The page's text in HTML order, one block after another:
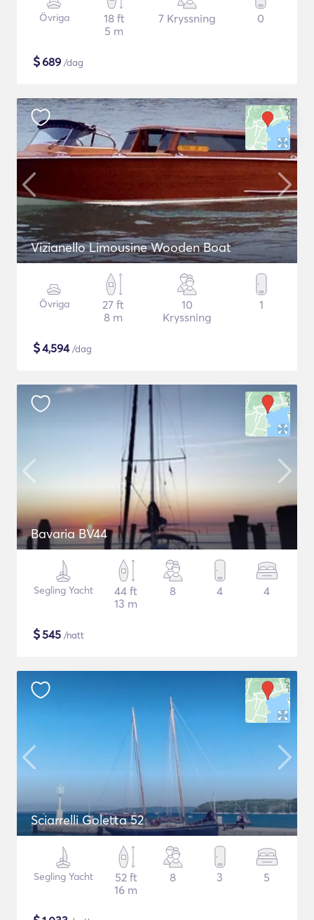
Övriga
18 ft
5 m
7 Kryssning 0
$689 /dag
Vizianello Limousine Wooden Boat
Övriga
27 ft
8 m
10
Kryssning
1
$4,594/dag
Bavaria BV44
Segling Yacht
44 ft
13 m
8 4 4
$545 /natt
Sciarrelli Goletta 52
Segling Yacht
52 ft
16 m
8 3 5